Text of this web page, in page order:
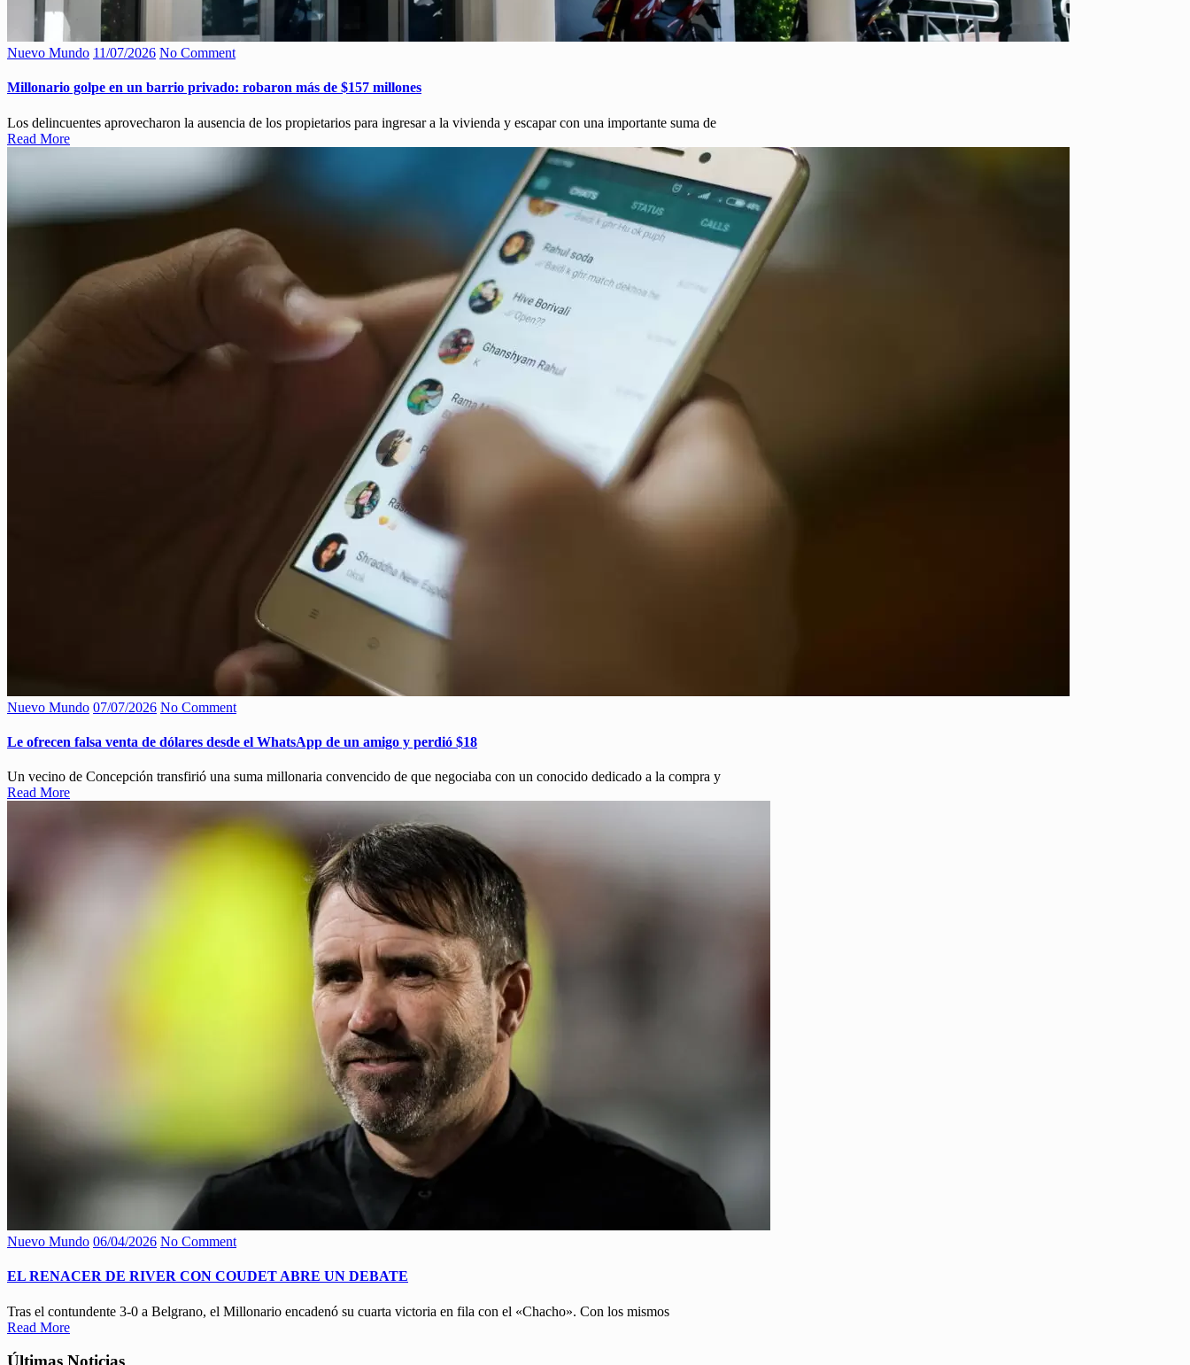
Nuevo Mundo 11/07/2026 No Comment
Millonario golpe en un barrio privado: robaron más de $157 millones
Los delincuentes aprovecharon la ausencia de los propietarios para ingresar a la vivienda y escapar con una importante suma de
Read More
Nuevo Mundo 07/07/2026 No Comment
Le ofrecen falsa venta de dólares desde el WhatsApp de un amigo y perdió $18
Un vecino de Concepción transfirió una suma millonaria convencido de que negociaba con un conocido dedicado a la compra y
Read More
Nuevo Mundo 06/04/2026 No Comment
EL RENACER DE RIVER CON COUDET ABRE UN DEBATE
Tras el contundente 3-0 a Belgrano, el Millonario encadenó su cuarta victoria en fila con el «Chacho». Con los mismos
Read More